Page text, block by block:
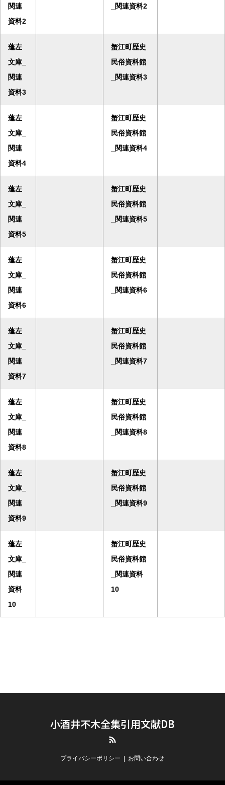
関連
資料2
_関連資料2
蓬左
文庫_
関連
資料3
蟹江町歴史
民俗資料館
_関連資料3
蓬左
文庫_
関連
資料4
蟹江町歴史
民俗資料館
_関連資料4
蓬左
文庫_
関連
資料5
蟹江町歴史
民俗資料館
_関連資料5
蓬左
文庫_
関連
資料6
蟹江町歴史
民俗資料館
_関連資料6
蓬左
文庫_
関連
資料7
蟹江町歴史
民俗資料館
_関連資料7
蓬左
文庫_
関連
資料8
蟹江町歴史
民俗資料館
_関連資料8
蓬左
文庫_
関連
資料9
蟹江町歴史
民俗資料館
_関連資料9
蓬左
文庫_
関連
資料
10
蟹江町歴史
民俗資料館
_関連資料
10
小酒井不木全集引用文献DB
プライバシーポリシー お問い合わせ